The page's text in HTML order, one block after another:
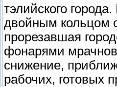
тэлийского
двойным кольцом
прорезавшая
фонарями
снижение,
рабочих, готовых